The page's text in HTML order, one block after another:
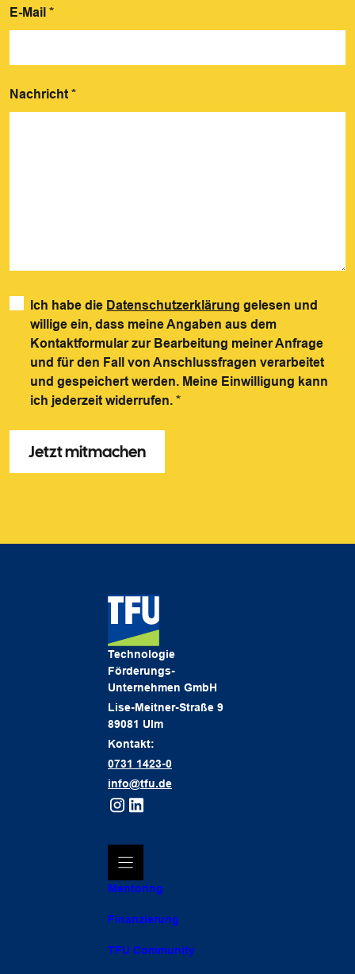
E-Mail *
Nachricht *
Ich habe die Datenschutzerklärung gelesen und
willige ein, dass meine Angaben aus dem
Kontaktformular zur Bearbeitung meiner Anfrage
und für den Fall von Anschlussfragen verarbeitet
und gespeichert werden. Meine Einwilligung kann
ich jederzeit widerrufen.*
Technologie
Förderungs-
Unternehmen GmbH
Lise-Meitner-Straße 9
89081 Ulm
Kontakt:
0731 1423-0
info@tfu.de
Mentoring
Finanzierung
TFU Community